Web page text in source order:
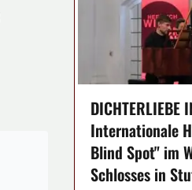
DICHTERLIEBE
Internationale
Blind Spot" im
Schlosses in